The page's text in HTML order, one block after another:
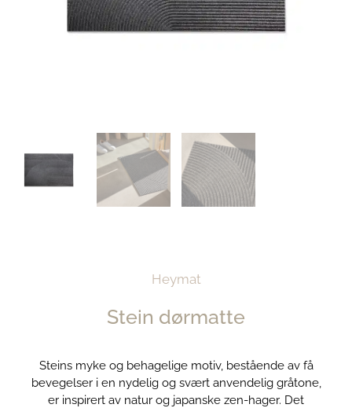
Heymat
Stein dørmatte
Steins myke og behagelige motiv, bestående av få
bevegelser i en nydelig og svært anvendelig gråtone,
er inspirert av natur og japanske zen-hager. Det